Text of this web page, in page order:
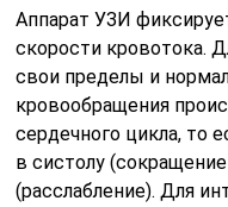
Аппарат УЗИ
скорости кровотока.
свои пределы и
кровообращения
сердечного цикла, то
в систолу
(расслабление). Для